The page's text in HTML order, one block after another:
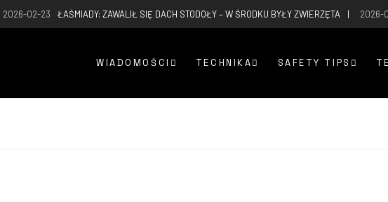
2026-02-23 ŁAŚMIADY: ZAWALIŁ SIĘ DACH STODOŁY – W ŚRODKU BYŁY ZWIERZĘTA 2026-
WIADOMOŚCI TECHNIKA SAFETY TIPS